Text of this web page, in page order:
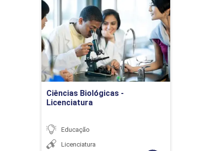
10h
Os Gêneros Textuais na Construção
Ciências Biológicas -
Licenciatura
Educação
Licenciatura
Ciências Biológicas -
Licenciatura
Detalhes do curso
Ir para Inscrição